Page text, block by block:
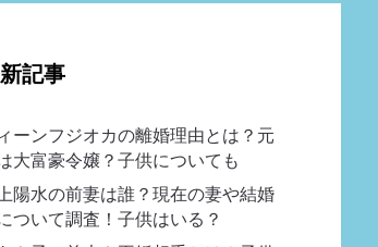
記事
ーンフジオカの離婚理由とは？元
大富豪令嬢？子供についても
陽水の前妻は誰？現在の妻や結婚
ついて調査！子供はいる？